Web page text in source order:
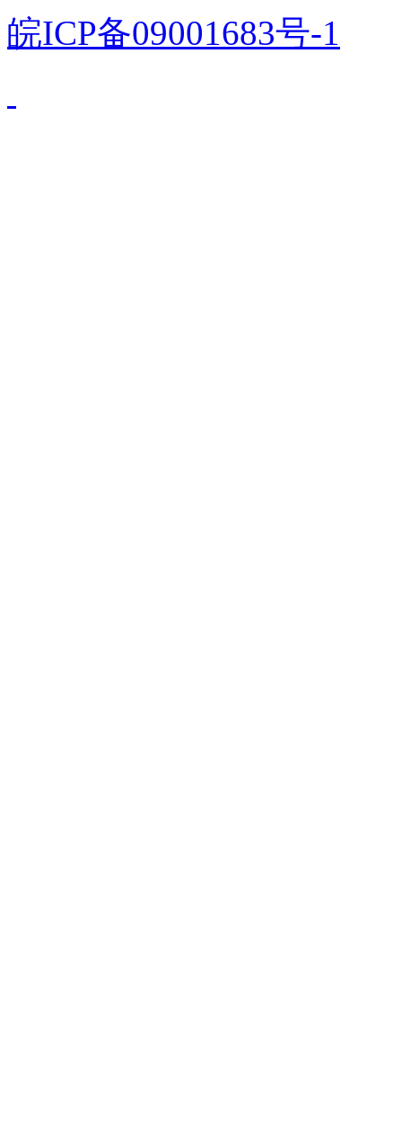
皖ICP备09001683号-1